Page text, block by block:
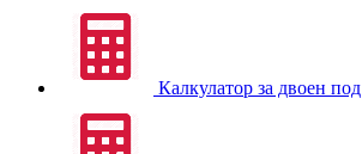
Калкулатор за двоен под